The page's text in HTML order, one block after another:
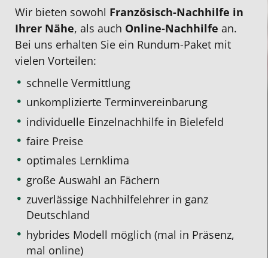
Wir bieten sowohl Französisch-Nachhilfe in
Ihrer Nähe, als auch Online-Nachhilfe an.
Bei uns erhalten Sie ein Rundum-Paket mit
vielen Vorteilen:
schnelle Vermittlung
unkomplizierte Terminvereinbarung
individuelle Einzelnachhilfe in Bielefeld
faire Preise
optimales Lernklima
große Auswahl an Fächern
zuverlässige Nachhilfelehrer in ganz
Deutschland
hybrides Modell möglich (mal in Präsenz,
mal online)